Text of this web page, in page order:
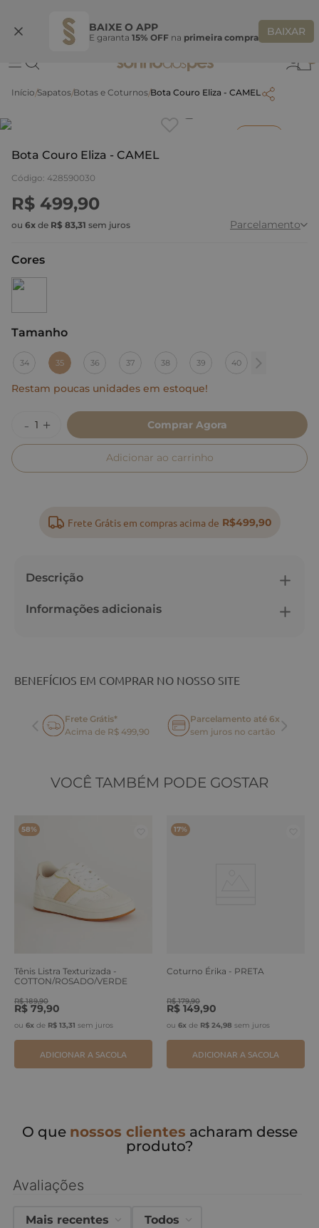
BAIXE O APP
E garanta 15% OFF na primeira compra BAIXAR
Ganhe 10% OFF na coleção utilizando o código do seu vendedor*
Sapatos Botas e Coturnos Bota Couro Eliza - CAMEL
Bota Couro Eliza - CAMEL
Código: 428590030
R$ 499,90
ou 6x de R$ 83,31 sem juros Parcelamento
Cores
Tamanho
35
34 35 36 37 38 39 40
Restam poucas unidades em estoque!
Comprar Agora
Adicionar ao carrinho
Frete Grátis em compras acima de R$499,90
Descrição
Informações adicionais
BENEFÍCIOS EM COMPRAR NO NOSSO SITE
Frete Grátis*
Acima de R$ 499,90
Parcelamento até 6x
sem juros no cartão
VOCÊ TAMBÉM PODE GOSTAR
58%
Tênis Listra Texturizada -
COTTON/ROSADO/VERDE
R$ 189,90
R$ 79,90
ou 6x de R$ 13,31 sem juros
ADICIONAR A SACOLA
17%
Coturno Érika - PRETA
R$ 179,90
R$ 149,90
ou 6x de R$ 24,98 sem juros
ADICIONAR A SACOLA
O que nossos clientes acharam desse
produto?
Avaliações
Mais recentes Todos